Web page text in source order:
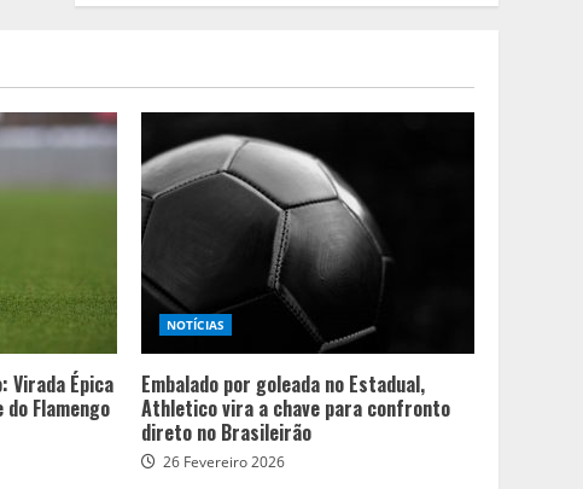
Virada Épica
do Flamengo
NOTÍCIAS
Embalado por goleada no Estadual,
Athletico vira a chave para confronto
direto no Brasileirão
26 Fevereiro 2026